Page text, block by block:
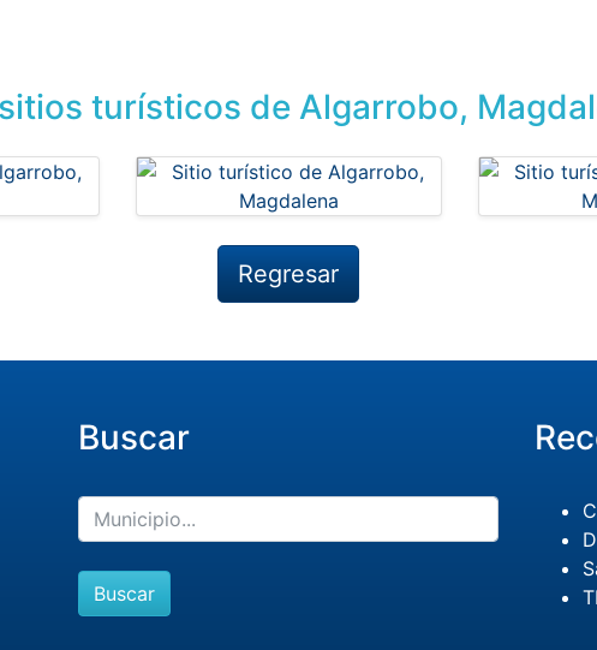
turísticos de Algarrobo,
Regresar
Buscar
Buscar